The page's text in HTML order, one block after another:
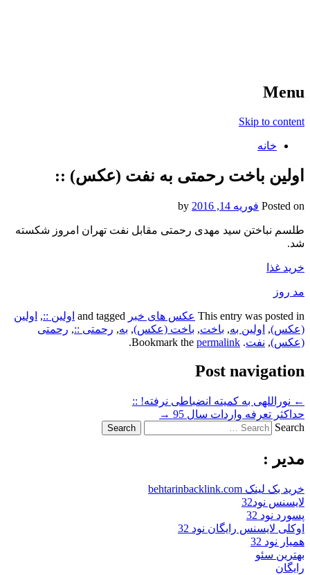
Menu
Skip to content
خانه
اولین باخت رحمتی به نفت (عکس) ::
Posted on فوریه 14, 2016
طلسم نباختن سید مهدی رحمتی مقابل نفت تهران امروز شکسته
شد.
خرید غذا
مد روز
This entry was posted in عکس های خبر اولین ::, اولین
(عکس), اولین به, باخت, باخت (عکس), به, رحمتی ::, رحمتی
(عکس), نفت. Bookmark the
permalink
.
Post navigation
← نوراللهی به کمیته انضباطی نرفته! ::
حداکثر تعرفه واردات سال 95
→
Search
مدیر :
خرید بک لینک behtarinbacklink.com
لایسنس نود32
پسورد نود 32
اوکلی لایسنس رایگان نود 32
همیار نود 32
بهترین سئو
رایگان